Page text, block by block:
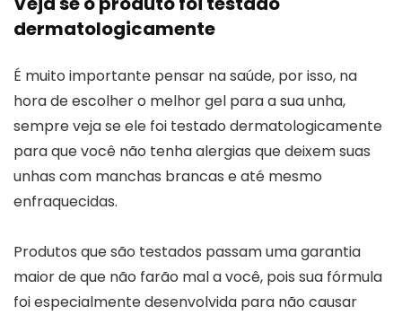
dermatologicamente
É muito importante pensar na saúde, por isso, na
hora de escolher o melhor gel para a sua unha,
sempre veja se ele foi testado dermatologicamente
para que você não tenha alergias que deixem suas
unhas com manchas brancas e até mesmo
enfraquecidas.
Produtos que são testados passam uma garantia
maior de que não farão mal a você, pois sua fórmula
foi especialmente desenvolvida para não causar